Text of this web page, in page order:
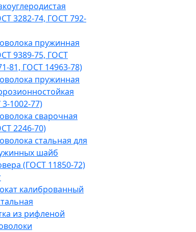
3282-74, ГОСТ 792-
пружинная
9389-75, ГОСТ
81, ГОСТ 14963-78)
пружинная
3-1002-77)
сварочная
2246-70)
стальная для
шайб
(ГОСТ 11850-72)
калиброванный
из рифленой